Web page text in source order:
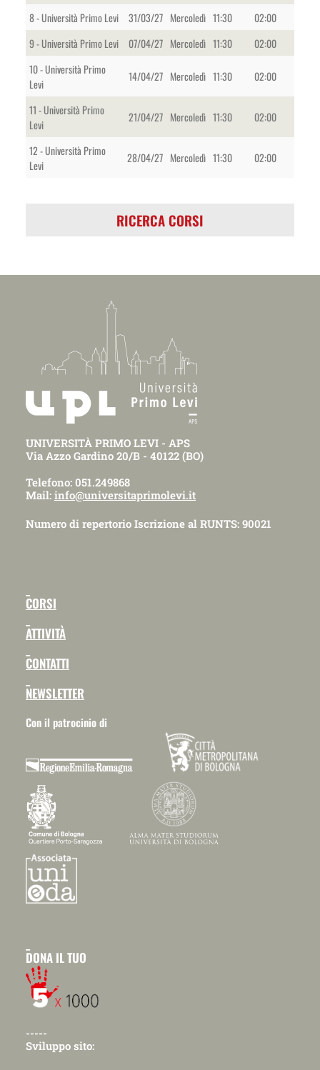
8 - Università Primo Levi
31/03/27 Mercoledì 11:30
02:00
9 - Università Primo Levi
07/04/27 Mercoledì 11:30
02:00
10 - Università Primo
Levi
14/04/27 Mercoledì 11:30 02:00
11 - Università Primo
Levi
21/04/27 Mercoledì 11:30 02:00
12 - Università Primo
Levi
28/04/27 Mercoledì 11:30 02:00
RICERCA CORSI
UNIVERSITÀ PRIMO LEVI - APS
Via Azzo Gardino 20/B - 40122 (BO)
Telefono: 051.249868
Mail: info@universitaprimolevi.it
Numero di repertorio Iscrizione al RUNTS: 90021
CORSI
ATTIVITÀ
CONTATTI
NEWSLETTER
Con il patrocinio di
DONA IL TUO
-----
Sviluppo sito: